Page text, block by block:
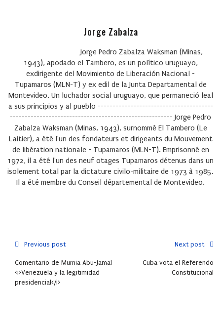
Jorge Zabalza
Jorge Pedro Zabalza Waksman (Minas,
1943), apodado el Tambero, es un político uruguayo,
exdirigente del Movimiento de Liberación Nacional -
Tupamaros (MLN-T) y ex edil de la Junta Departamental de
Montevideo. Un luchador social uruguayo, que permaneció leal
a sus principios y al pueblo ---------------------------------------
------------------------------------------------------- Jorge Pedro
Zabalza Waksman (Minas, 1943), surnommé El Tambero (Le
Laitier), a été l'un des fondateurs et dirigeants du Mouvement
de libération nationale - Tupamaros (MLN-T). Emprisonné en
1972, il a été l'un des neuf otages Tupamaros détenus dans un
isolement total par la dictature civilo-militaire de 1973 à 1985.
Il a été membre du Conseil départemental de Montevideo.
Previous post
Comentario de Mumia Abu-Jamal
<i>Venezuela y la legitimidad
presidencial</i>
Next post
Cuba vota el Referendo
Constitucional